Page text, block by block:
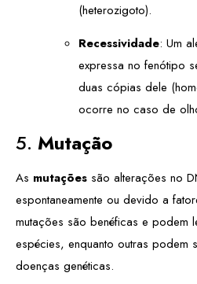
(heterozigoto).
Recessividade: Um
expressa no fenótipo
duas cópias dele
ocorre no caso de
5. Mutação
As mutações são alterações no
espontaneamente ou devido a
mutações são benéficas e podem
espécies, enquanto outras podem
doenças genéticas.